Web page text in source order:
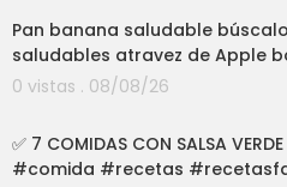
Pan banana saludable
saludables atravez de Apple
0 vistas . 08/08/26
✅️ 7 COMIDAS CON SALSA
#comida #recetas